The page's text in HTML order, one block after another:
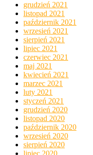
grudzień 2021
listopad 2021
październik 2021
wrzesień 2021
sierpień 2021
lipiec 2021
czerwiec 2021
maj 2021
kwiecień 2021
marzec 2021
luty 2021
styczeń 2021
grudzień 2020
listopad 2020
październik 2020
wrzesień 2020
sierpień 2020
lipiec 2020